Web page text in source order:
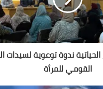
ندوة توعوية لسيدات
القومي للمرأة